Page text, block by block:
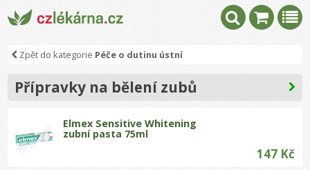
Zpět do kategorie Péče o dutinu ústní
Přípravky na bělení zubů
Elmex Sensitive Whitening
zubní pasta 75ml
147 Kč